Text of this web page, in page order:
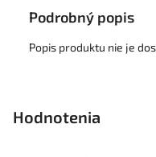
Podrobný popis
Popis produktu nie je